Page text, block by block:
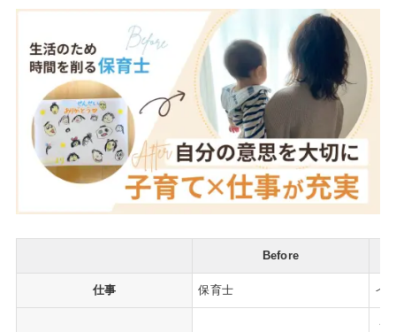
Before
仕事 保育士 イ
・